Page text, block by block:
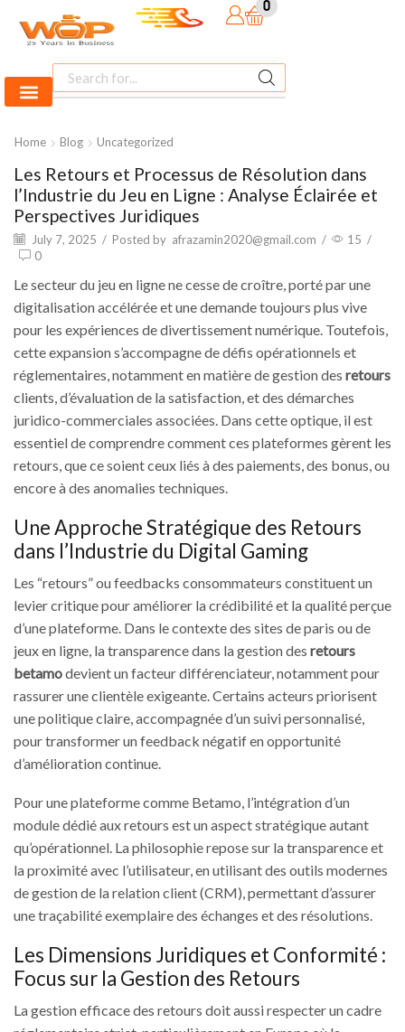
0
Home Blog Uncategorized
Les Retours et Processus de Résolution dans
l’Industrie du Jeu en Ligne : Analyse Éclairée et
Perspectives Juridiques
July 7, 2025 / Posted by afrazamin2020@gmail.com / 15 /
0
Le secteur du jeu en ligne ne cesse de croître, porté par une
digitalisation accélérée et une demande toujours plus vive
pour les expériences de divertissement numérique. Toutefois,
cette expansion s’accompagne de défis opérationnels et
réglementaires, notamment en matière de gestion des retours
clients, d’évaluation de la satisfaction, et des démarches
juridico-commerciales associées. Dans cette optique, il est
essentiel de comprendre comment ces plateformes gèrent les
retours, que ce soient ceux liés à des paiements, des bonus, ou
encore à des anomalies techniques.
Une Approche Stratégique des Retours
dans l’Industrie du Digital Gaming
Les “retours” ou feedbacks consommateurs constituent un
levier critique pour améliorer la crédibilité et la qualité perçue
d’une plateforme. Dans le contexte des sites de paris ou de
jeux en ligne, la transparence dans la gestion des retours
betamodevient un facteur différenciateur, notamment pour
rassurer une clientèle exigeante. Certains acteurs priorisent
une politique claire, accompagnée d’un suivi personnalisé,
pour transformer un feedback négatif en opportunité
d’amélioration continue.
Pour une plateforme comme Betamo, l’intégration d’un
module dédié aux retours est un aspect stratégique autant
qu’opérationnel. La philosophie repose sur la transparence et
la proximité avec l’utilisateur, en utilisant des outils modernes
de gestion de la relation client (CRM), permettant d’assurer
une traçabilité exemplaire des échanges et des résolutions.
Les Dimensions Juridiques et Conformité :
Focus sur la Gestion des Retours
La gestion efficace des retours doit aussi respecter un cadre